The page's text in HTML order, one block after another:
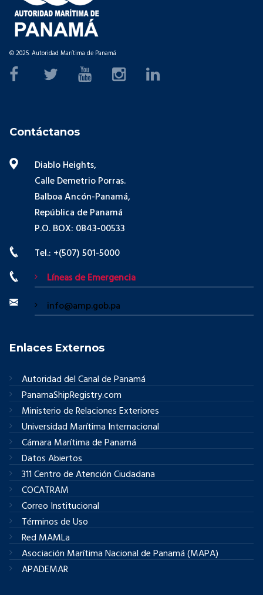
© 2025. Autoridad Marítima de Panamá
Contáctanos
Diablo Heights,
Calle Demetrio Porras.
Balboa Ancón-Panamá,
República de Panamá
P.O. BOX: 0843-00533
Tel.: +(507) 501-5000
Líneas de Emergencia
info@amp.gob.pa
Enlaces Externos
Autoridad del Canal de Panamá
PanamaShipRegistry.com
Ministerio de Relaciones Exteriores
Universidad Marítima Internacional
Cámara Marítima de Panamá
Datos Abiertos
311 Centro de Atención Ciudadana
COCATRAM
Correo Institucional
Términos de Uso
Red MAMLa
Asociación Marítima Nacional de Panamá (MAPA)
APADEMAR